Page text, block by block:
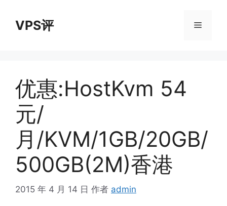
VPS评 菜
优惠:HostKvm 54
元/
月/KVM/1GB/20GB/
500GB(2M)香港
2015 年 4 月 14 日 作者 admin